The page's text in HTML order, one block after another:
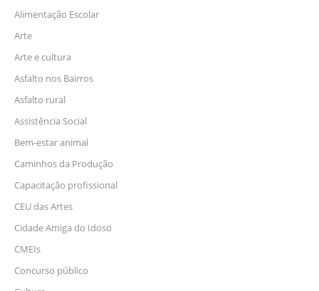
Alimentação Escolar
Arte
Arte e cultura
Asfalto nos Bairros
Asfalto rural
Assistência Social
Bem-estar animal
Caminhos da Produção
Capacitação profissional
CEU das Artes
Cidade Amiga do Idoso
CMEIs
Concurso público